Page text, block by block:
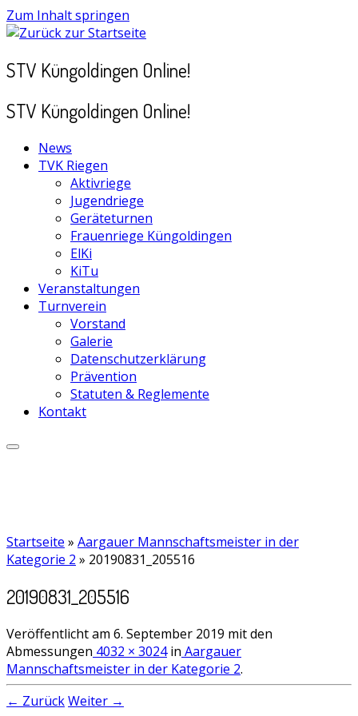
Zum Inhalt springen
STV Küngoldingen Online!
STV Küngoldingen Online!
News
TVK Riegen
Aktivriege
Jugendriege
Geräteturnen
Frauenriege Küngoldingen
ElKi
KiTu
Veranstaltungen
Turnverein
Vorstand
Galerie
Datenschutzerklärung
Prävention
Statuten & Reglemente
Kontakt
Startseite » Aargauer Mannschaftsmeister in der
Kategorie 2 » 20190831_205516
20190831_205516
Veröffentlicht am 6. September 2019 mit den
Abmessungen 4032 × 3024in Aargauer
Mannschaftsmeister in der Kategorie 2.
← ZurückWeiter →